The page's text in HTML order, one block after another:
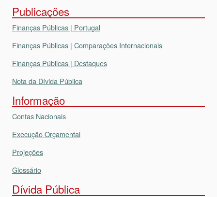
Publicações
Finanças Públicas | Portugal
Finanças Públicas | Comparações Internacionais
Finanças Públicas | Destaques
Nota da Dívida Pública
Informação
Contas Nacionais
Execução Orçamental
Projeções
Glossário
Dívida Pública